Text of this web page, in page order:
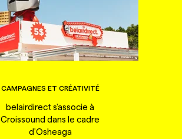
CAMPAGNES ET CRÉATIVITÉ
belairdirect s'associe à
Croissound dans le cadre
d'Osheaga